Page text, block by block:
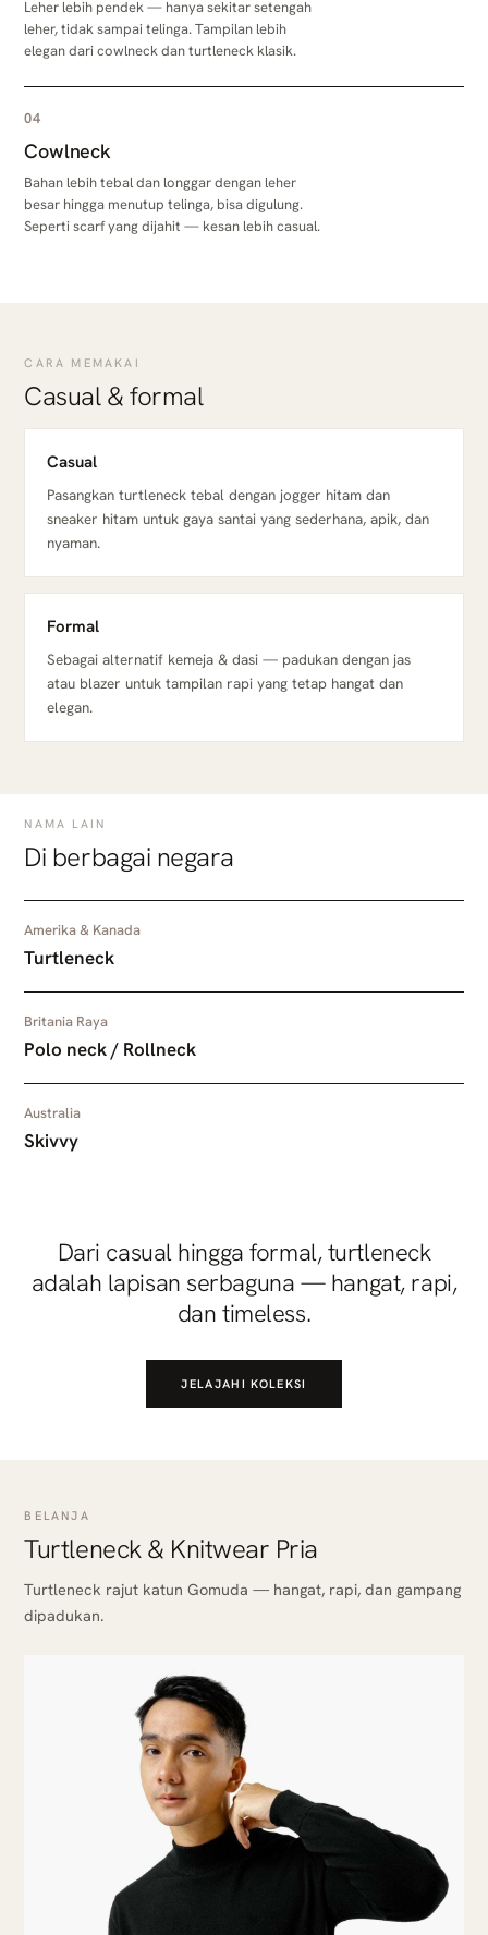
Leher lebih pendek — hanya sekitar setengah
leher, tidak sampai telinga. Tampilan lebih
elegan dari cowlneck dan turtleneck klasik.
04
Cowlneck
Bahan lebih tebal dan longgar dengan leher
besar hingga menutup telinga, bisa digulung.
Seperti scarf yang dijahit — kesan lebih casual.
CARA MEMAKAI
Casual & formal
Casual
Pasangkan turtleneck tebal dengan jogger hitam dan
sneaker hitam untuk gaya santai yang sederhana, apik, dan
nyaman.
Formal
Sebagai alternatif kemeja & dasi — padukan dengan jas
atau blazer untuk tampilan rapi yang tetap hangat dan
elegan.
NAMA LAIN
Di berbagai negara
Amerika & Kanada
Turtleneck
Britania Raya
Polo neck / Rollneck
Australia
Skivvy
Dari casual hingga formal, turtleneck
adalah lapisan serbaguna — hangat, rapi,
dan timeless.
JELAJAHI KOLEKSI
BELANJA
Turtleneck & Knitwear Pria
Turtleneck rajut katun Gomuda — hangat, rapi, dan gampang
dipadukan.